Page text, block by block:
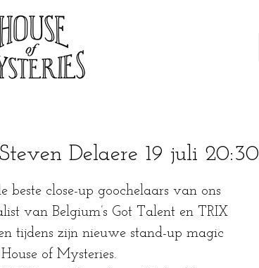
Delaere 19 juli 20:30
beste close-up goochelaars van ons
van Belgium’s Got Talent en TRIX
tijdens zijn nieuwe stand-up magic
of Mysteries.